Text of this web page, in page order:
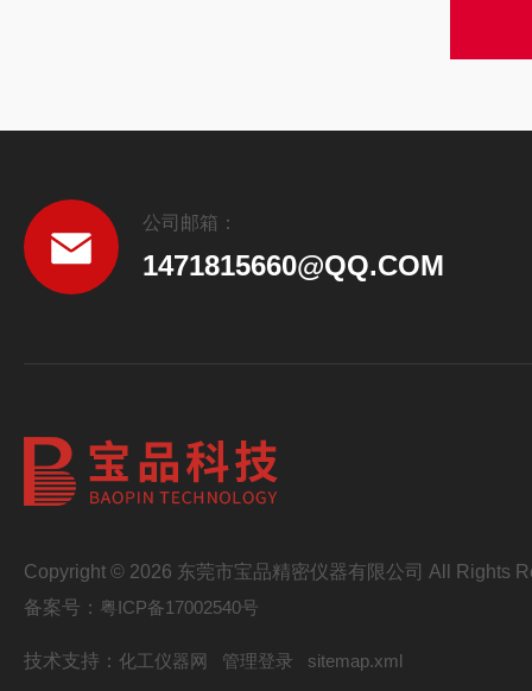
公司邮箱：
1471815660@QQ.COM
Copyright © 2026 东莞市宝品精密仪器有限公司 All Rights
备案号： 粤ICP备17002540号
技术支持： 化工仪器网 管理登录 sitemap.xml